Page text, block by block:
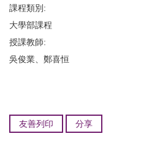
課程類別:
大學部課程
授課教師:
吳俊業、鄭喜恒
友善列印 分享